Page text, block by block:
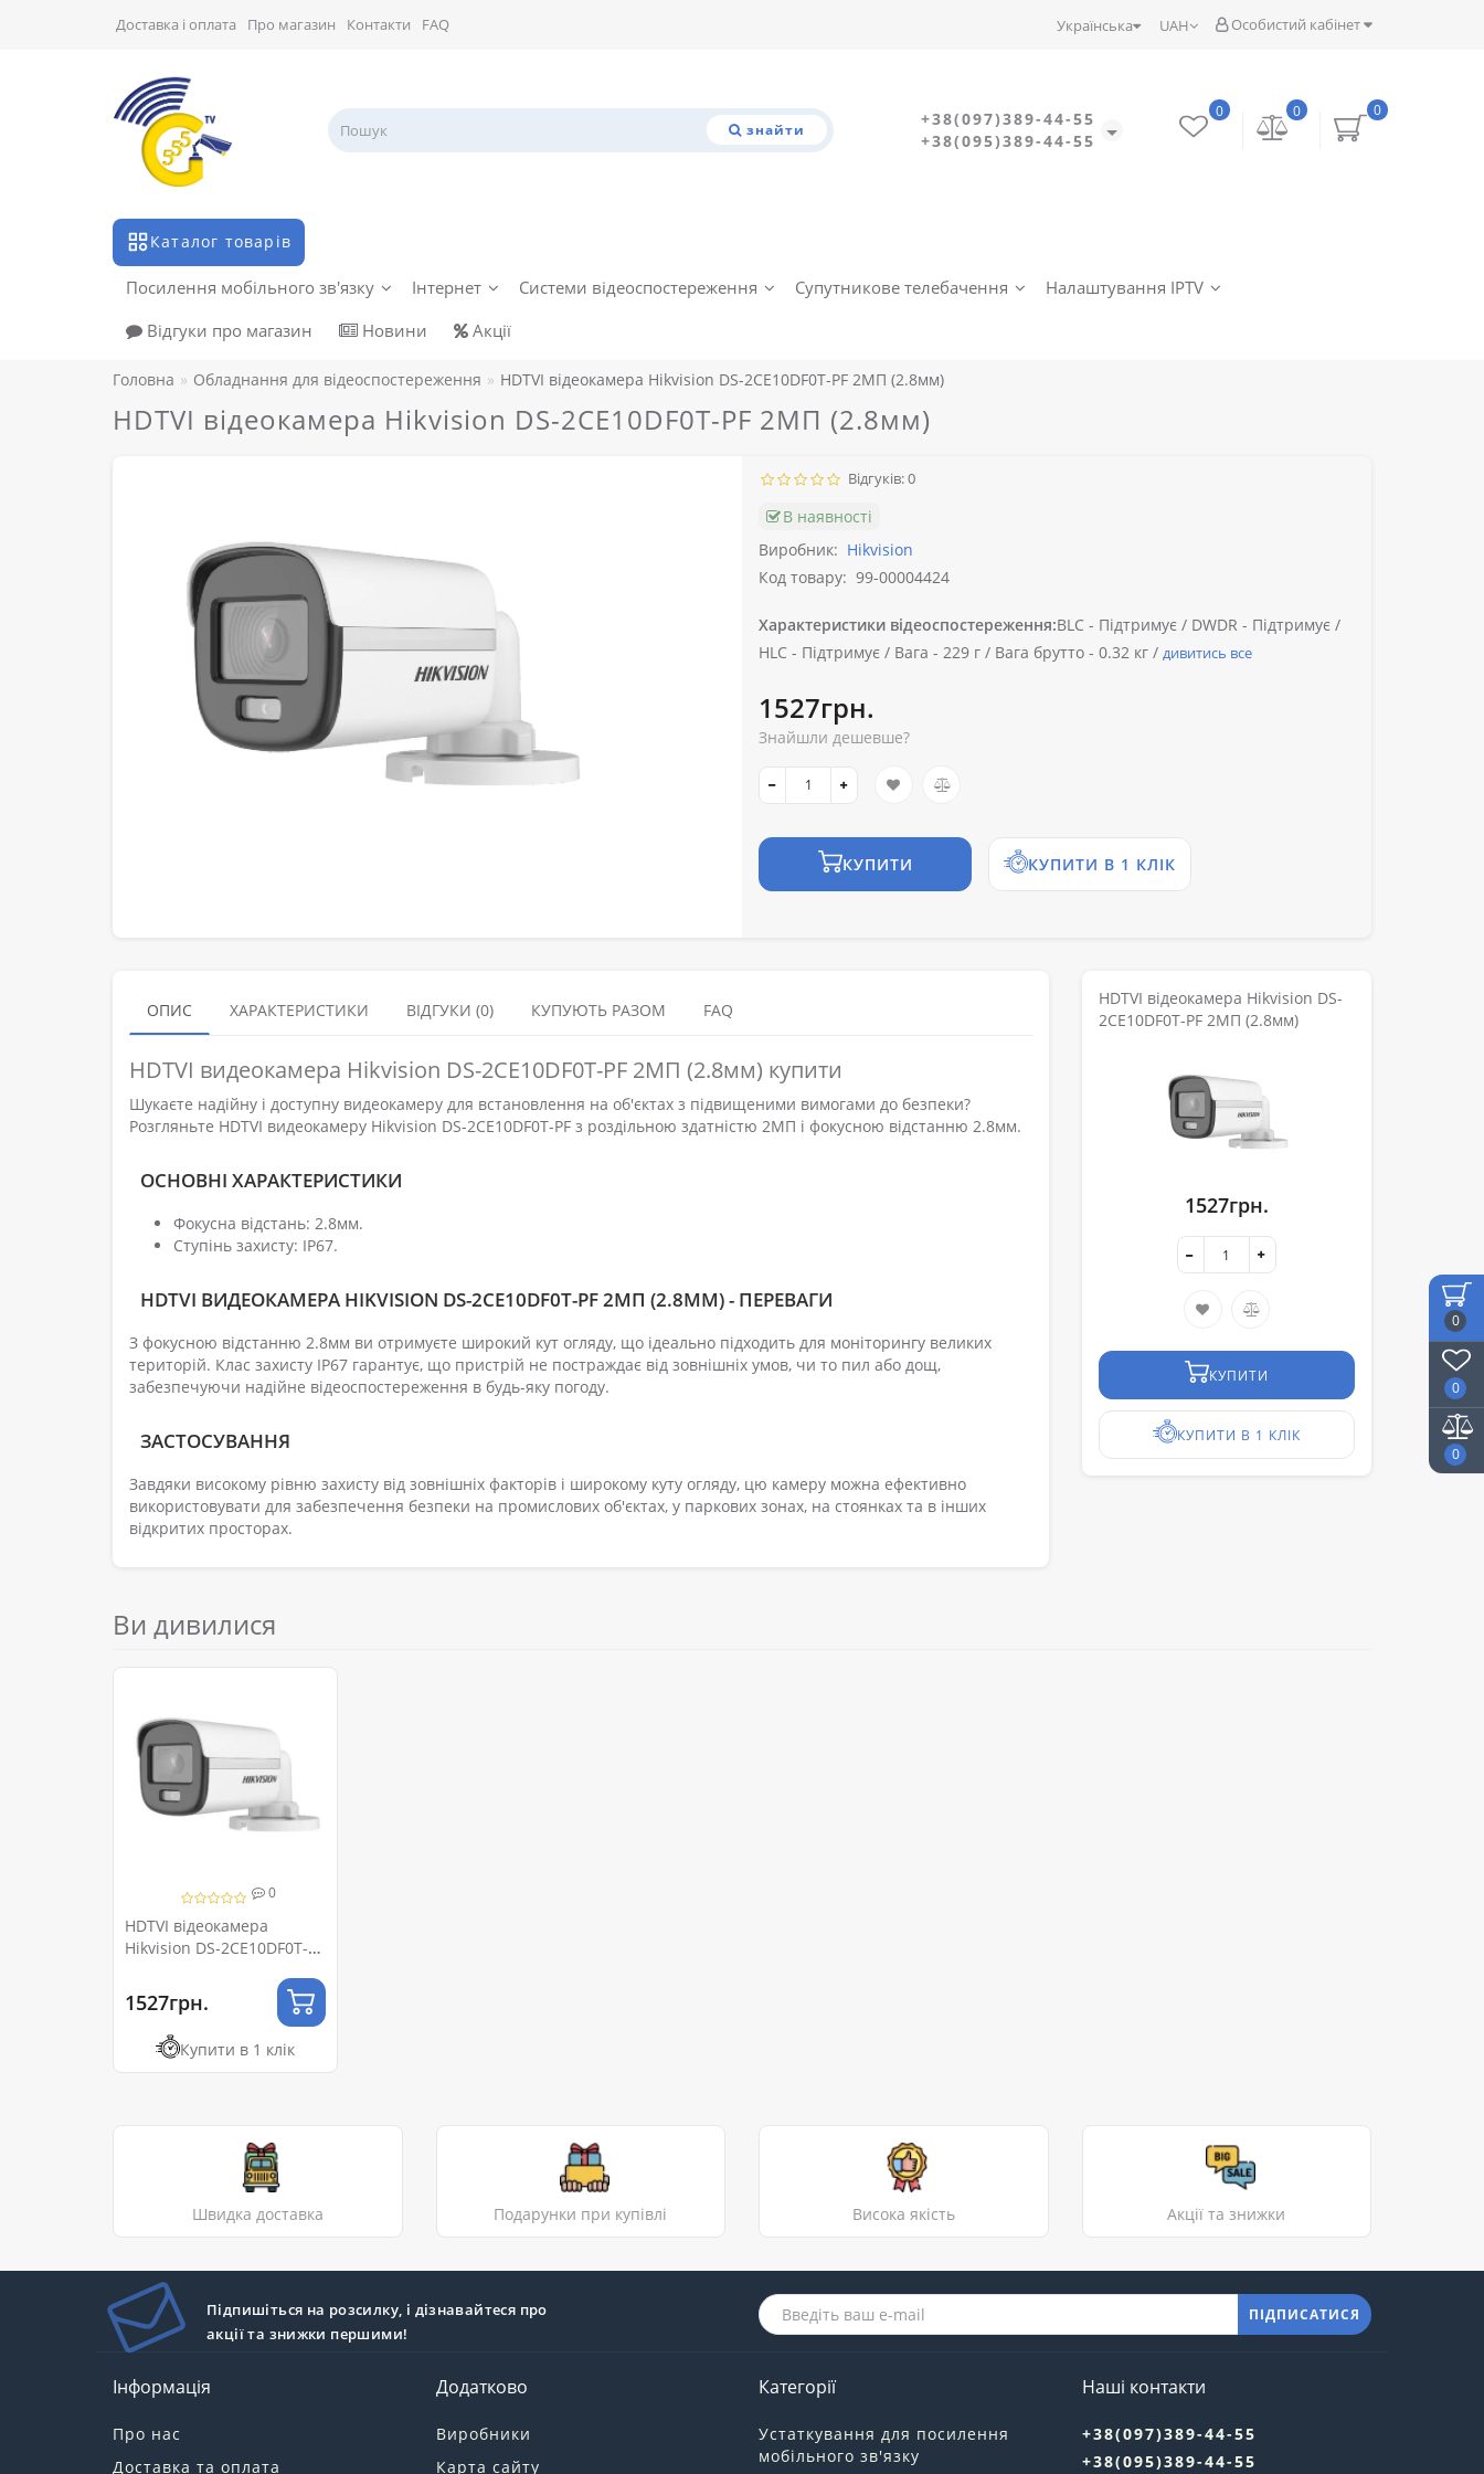
0
0
0
Особистий кабінет
UAH
Українська
Доставка і оплата Про магазин Контакти FAQ
знайти
+38(097)389-44-55
+38(095)389-44-55
0
0
0
Каталог товарів
Посилення мобільного зв'язку Інтернет Системи відеоспостереження Супутникове телебачення
Налаштування IPTV
Відгуки про магазин
Новини Акції
Головна Обладнання для відеоспостереження HDTVI відеокамера Hikvision DS-2CE10DF0T-PF 2МП (2.8мм)
HDTVI відеокамера Hikvision DS-2CE10DF0T-PF 2МП (2.8мм)
Відгуків: 0
В наявності
Виробник: Hikvision
Код товару: 99-00004424
Характеристики відеоспостереження:BLC - Підтримує / DWDR - Підтримує /
HLC - Підтримує / Вага - 229 г / Вага брутто - 0.32 кг / дивитись все
1527грн.
Знайшли дешевше?
КУПИТИ КУПИТИ В 1 КЛІК
ОПИС ХАРАКТЕРИСТИКИ ВІДГУКИ (0) КУПУЮТЬ РАЗОМ FAQ
HDTVI видеокамера Hikvision DS-2CE10DF0T-PF 2МП (2.8мм) купити
Шукаєте надійну і доступну видеокамеру для встановлення на об'єктах з підвищеними вимогами до безпеки?
Розгляньте HDTVI видеокамеру Hikvision DS-2CE10DF0T-PF з роздільною здатністю 2МП і фокусною відстанню 2.8мм.
ОСНОВНІ ХАРАКТЕРИСТИКИ
Фокусна відстань: 2.8мм.
Ступінь захисту: IP67.
HDTVI ВИДЕОКАМЕРА HIKVISION DS-2CE10DF0T-PF 2МП (2.8ММ) - ПЕРЕВАГИ
З фокусною відстанню 2.8мм ви отримуєте широкий кут огляду, що ідеально підходить для моніторингу великих
територій. Клас захисту IP67 гарантує, що пристрій не постраждає від зовнішніх умов, чи то пил або дощ,
забезпечуючи надійне відеоспостереження в будь-яку погоду.
ЗАСТОСУВАННЯ
Завдяки високому рівню захисту від зовнішніх факторів і широкому куту огляду, цю камеру можна ефективно
використовувати для забезпечення безпеки на промислових об'єктах, у паркових зонах, на стоянках та в інших
відкритих просторах.
HDTVI відеокамера Hikvision DS-
2CE10DF0T-PF 2МП (2.8мм)
1527грн.
КУПИТИ
КУПИТИ В 1 КЛІК
Ви дивилися
0
HDTVI відеокамера
Hikvision DS-2CE10DF0T-PF
1527грн.
Купити в 1 клік
Швидка доставка Подарунки при купівлі Висока якість Акції та знижки
Підпишіться на розсилку, і дізнавайтеся про
акції та знижки першими!
ПІДПИСАТИСЯ
Інформація
Про нас
Доставка та оплата
Додатково
Виробники
Карта сайту
Категорії
Устаткування для посилення
мобільного зв'язку
Наші контакти
+38(097)389-44-55
+38(095)389-44-55